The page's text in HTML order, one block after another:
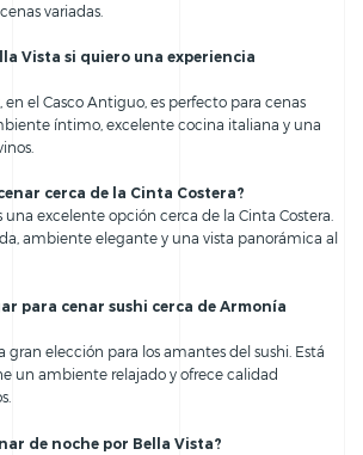
variadas.
Vista si quiero una experiencia
el Casco Antiguo, es perfecto para cenas
íntimo, excelente cocina italiana y una
cerca de la Cinta Costera?
una excelente opción cerca de la Cinta Costera.
ambiente elegante y una vista panorámica al
para cenar sushi cerca de Armonía
gran elección para los amantes del sushi. Está
un ambiente relajado y ofrece calidad
de noche por Bella Vista?